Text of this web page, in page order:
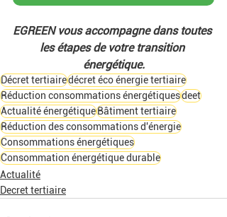
EGREEN vous accompagne dans toutes
les étapes de votre transition
énergétique.
Décret tertiairedécret éco énergie tertiaire
Réduction consommations énergétiquesdeet
Actualité énergétiqueBâtiment tertiaire
Réduction des consommations d'énergie
Consommations énergétiques
Consommation énergétique durable
Actualité
Decret tertiaire